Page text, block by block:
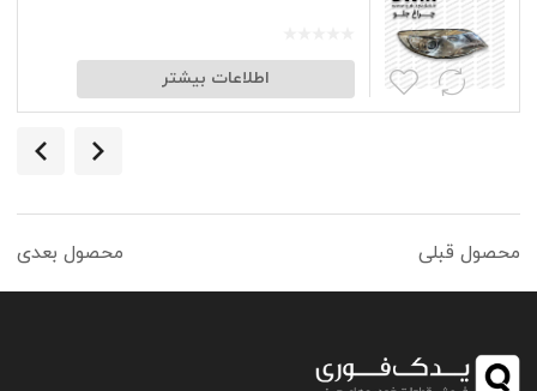
اطلاعات بیشتر
محصول قبلی محصول بعدی